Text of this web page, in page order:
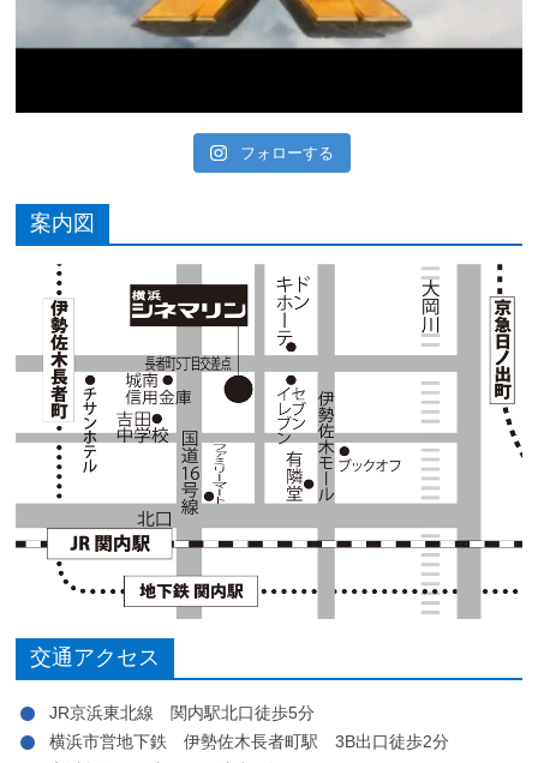
フォローする
案内図
交通アクセス
JR京浜東北線 関内駅北口徒歩5分
横浜市営地下鉄 伊勢佐木長者町駅 3B出口徒歩2分